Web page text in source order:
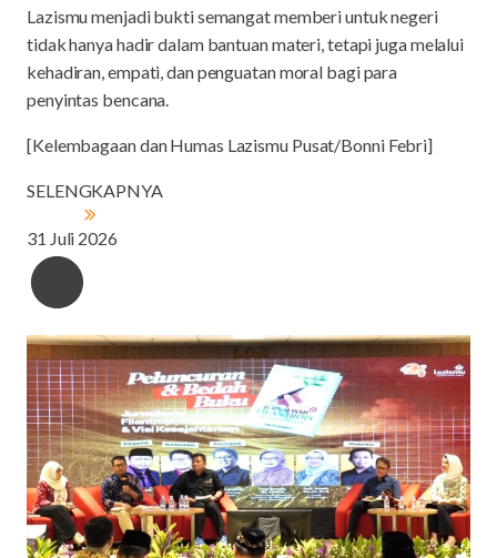
Lazismu menjadi bukti semangat memberi untuk negeri
tidak hanya hadir dalam bantuan materi, tetapi juga melalui
kehadiran, empati, dan penguatan moral bagi para
penyintas bencana.
[Kelembagaan dan Humas Lazismu Pusat/Bonni Febri]
SELENGKAPNYA
31 Juli 2026